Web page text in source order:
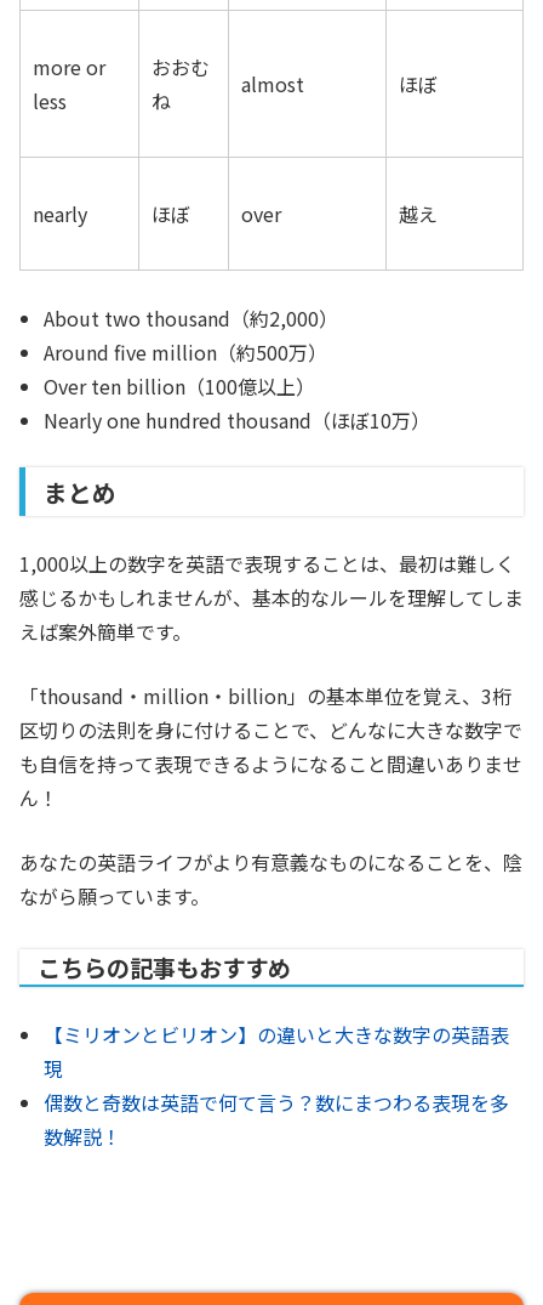
more or
less
おおむ
ね
almost ほぼ
nearly ほぼ over 越え
About two thousand（約2,000）
Around five million（約500万）
Over ten billion（100億以上）
Nearly one hundred thousand（ほぼ10万）
まとめ
1,000以上の数字を英語で表現することは、最初は難しく
感じるかもしれませんが、基本的なルールを理解してしま
えば案外簡単です。
「thousand・million・billion」の基本単位を覚え、3桁
区切りの法則を身に付けることで、どんなに大きな数字で
も自信を持って表現できるようになること間違いありませ
ん！
あなたの英語ライフがより有意義なものになることを、陰
ながら願っています。
こちらの記事もおすすめ
【ミリオンとビリオン】の違いと大きな数字の英語表
現
偶数と奇数は英語で何て言う？数にまつわる表現を多
数解説！